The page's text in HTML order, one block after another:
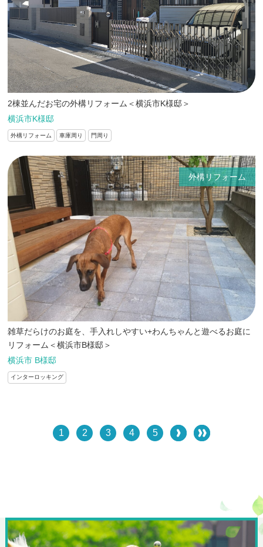
2棟並んだお宅の外構リフォーム＜横浜市K様邸＞
横浜市K様邸
外構リフォーム 車庫周り 門周り
外構リフォーム
雑草だらけのお庭を、手入れしやすい+わんちゃんと遊べるお庭に
リフォーム＜横浜市B様邸＞
横浜市 B様邸
インターロッキング
1 2 3 4 5